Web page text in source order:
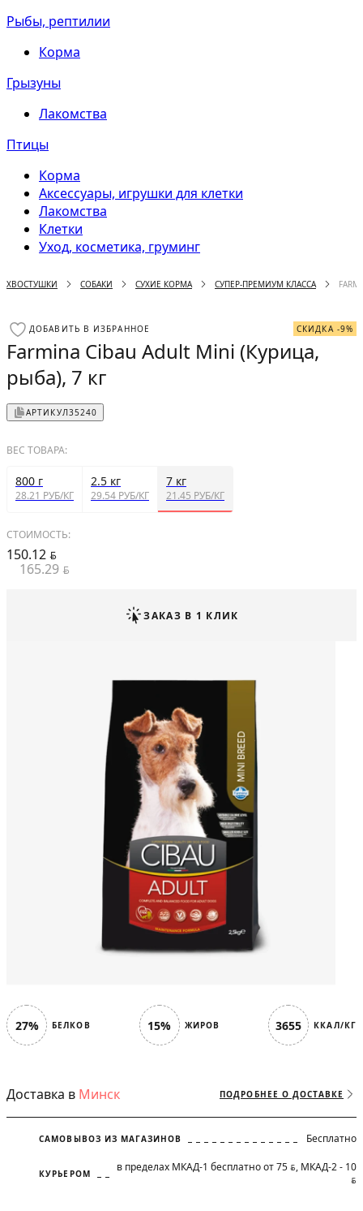
Рыбы, рептилии
Корма
Грызуны
Лакомства
Птицы
Корма
Аксессуары, игрушки для клетки
Лакомства
Клетки
Уход, косметика, груминг
ХВОСТУШКИ СОБАКИ СУХИЕ КОРМА СУПЕР-ПРЕМИУМ КЛАССА
27% БЕЛКОВ 15% ЖИРОВ 3655 ККАЛ/КГ
Доставка в Минск ПОДРОБНЕЕ О ДОСТАВКЕ
САМОВЫВОЗ ИЗ МАГАЗИНОВ Бесплатно
КУРЬЕРОМ в пределах МКАД-1 бесплатно от 75 BYN, МКАД-2 - 10
BYN
ДОБАВИТЬ В ИЗБРАННОЕ СКИДКА -9%
Farmina Cibau Adult Mini (Курица,
рыба), 7 кг
АРТИКУЛ35240
ВЕС ТОВАРА:
800 г
28.21 РУБ/КГ
2.5 кг
29.54 РУБ/КГ
7 кг
21.45 РУБ/КГ
СТОИМОСТЬ:
150.12 BYN
165.29 BYN
ЗАКАЗ В 1 КЛИК